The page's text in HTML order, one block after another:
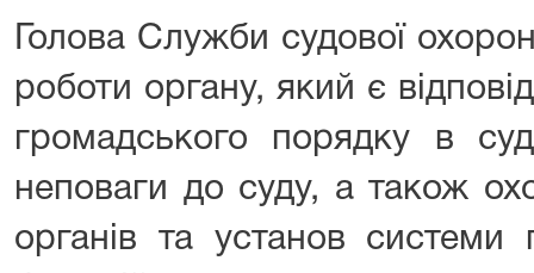
Голова Служби судової
роботи органу, який є
громадського порядку в
неповаги до суду, а також
органів та установ системи